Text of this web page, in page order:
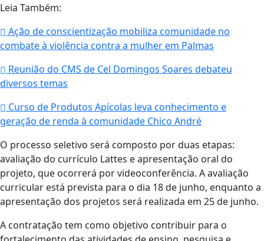
Leia Também:
Ação de conscientização mobiliza comunidade no
combate à violência contra a mulher em Palmas
Reunião do CMS de Cel Domingos Soares debateu
diversos temas
Curso de Produtos Apícolas leva conhecimento e
geração de renda à comunidade Chico André
O processo seletivo será composto por duas etapas:
avaliação do currículo Lattes e apresentação oral do
projeto, que ocorrerá por videoconferência. A avaliação
curricular está prevista para o dia 18 de junho, enquanto a
apresentação dos projetos será realizada em 25 de junho.
A contratação tem como objetivo contribuir para o